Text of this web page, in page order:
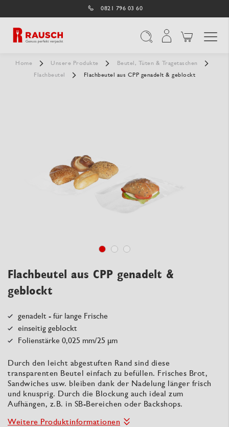
0821 796 03 60
Home Unsere Produkte
Beutel, Tüten & Tragetaschen
Flachbeutel
Flachbeutel aus CPP genadelt & geblockt
Flachbeutel aus CPP genadelt &
geblockt
genadelt - für lange Frische
einseitig geblockt
Folienstärke 0,025 mm/25 μm
Durch den leicht abgestuften Rand sind diese
transparenten Beutel einfach zu befüllen. Frisches Brot,
Sandwiches usw. bleiben dank der Nadelung länger frisch
und knusprig. Durch die Blockung auch ideal zum
Aufhängen, z.B. in SB-Bereichen oder Backshops.
Weitere Produktinformationen